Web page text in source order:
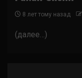
8 лет тому назад
(далее…)